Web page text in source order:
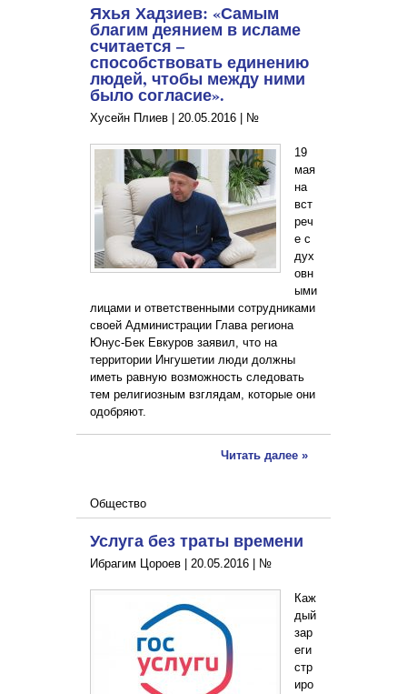
Яхья Хадзиев: «Самым
благим деянием в исламе
считается –
способствовать единению
людей, чтобы между ними
было согласие».
Хусейн Плиев | 20.05.2016 №
19
мая
на
вст
реч
е с
дух
овн
ыми
лицами и ответственными сотрудниками
своей Администрации Глава региона
Юнус-Бек Евкуров заявил, что на
территории Ингушетии люди должны
иметь равную возможность следовать
тем религиозным взглядам, которые они
одобряют.
Читать далее »
Общество
Услуга без траты времени
Ибрагим Цороев | 20.05.2016 №
Каж
дый
зар
еги
стр
иро